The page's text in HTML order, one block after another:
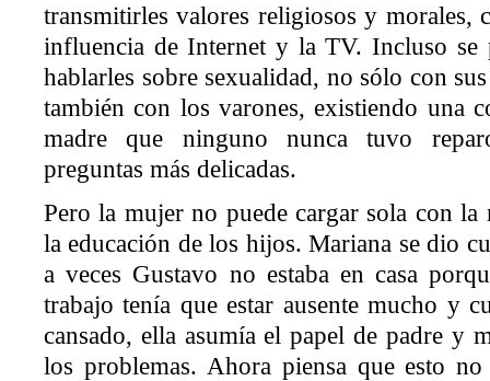
transmitirles valores religiosos y morales,
influencia de Internet y la TV. Incluso se
hablarles sobre sexualidad, no sólo con
también con los varones, existiendo una
madre que ninguno nunca tuvo
preguntas más delicadas.
Pero la mujer no puede cargar sola con la
la educación de los hijos. Mariana se dio
a veces Gustavo no estaba en casa
trabajo tenía que estar ausente mucho y
cansado, ella asumía el papel de padre y
los problemas. Ahora piensa que esto